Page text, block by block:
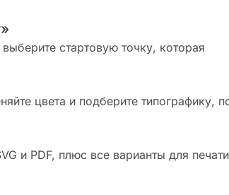
стартовую точку, которая
цвета и подберите типографику,
и PDF, плюс все варианты для